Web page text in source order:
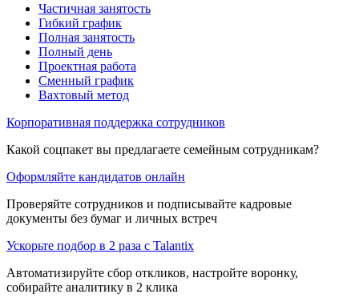
Частичная занятость
Гибкий график
Полная занятость
Полный день
Проектная работа
Сменный график
Вахтовый метод
Корпоративная поддержка сотрудников
Какой соцпакет вы предлагаете семейным сотрудникам?
Оформляйте кандидатов онлайн
Проверяйте сотрудников и подписывайте кадровые
документы без бумаг и личных встреч
Ускорьте подбор в 2 раза с Talantix
Автоматизируйте сбор откликов, настройте воронку,
собирайте аналитику в 2 клика